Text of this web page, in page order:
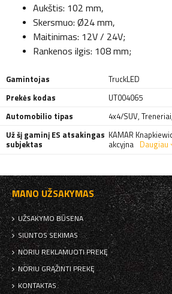
Aukštis: 102 mm,
Skersmuo: Ø24 mm,
Maitinimas: 12V / 24V;
Rankenos ilgis: 108 mm;
Gamintojas
TruckLED
Prekės kodas
UT004065
Automobilio tipas
4x4/SUV,Treneriai,
Už šį gaminį ES atsakingas
subjektas
KAMAR
akcyjna Daugiau
MANO UŽSAKYMAS
UŽSAKYMO BŪSENA
SIUNTOS SEKIMAS
NORIU REKLAMUOTI PREKĘ
NORIU GRĄŽINTI PREKĘ
KONTAKTAS